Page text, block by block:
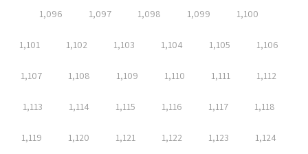
1,096 1,097 1,098 1,099 1,100
1,101 1,102 1,103 1,104 1,105 1,106
1,107 1,108 1,109 1,110 1,111 1,112
1,113 1,114 1,115 1,116 1,117 1,118
1,119 1,120 1,121 1,122 1,123 1,124